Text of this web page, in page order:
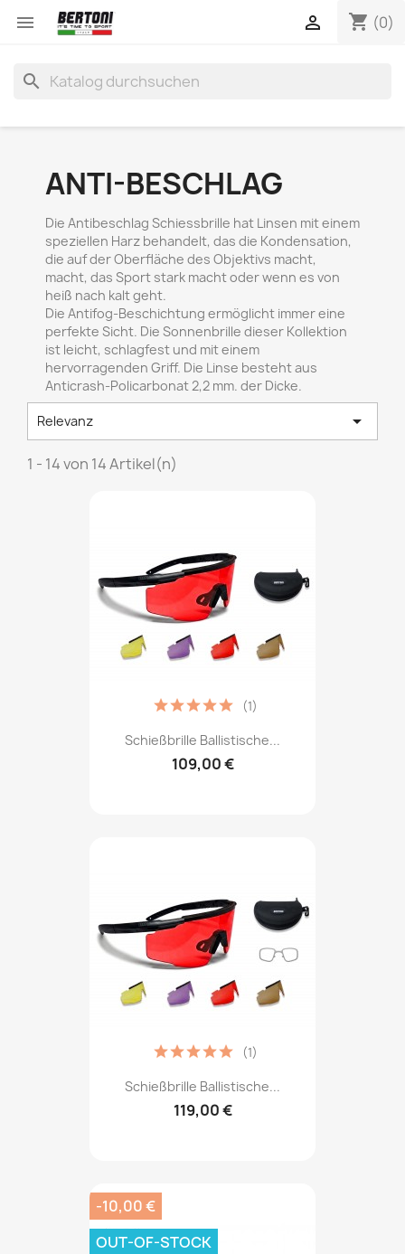
 shopping_cart (0)

search
ANTI-BESCHLAG
Die Antibeschlag Schiessbrille hat Linsen mit einem
speziellen Harz behandelt, das die Kondensation,
die auf der Oberfläche des Objektivs macht,
macht, das Sport stark macht oder wenn es von
heiß nach kalt geht.
Die Antifog-Beschichtung ermöglicht immer eine
perfekte Sicht. Die Sonnenbrille dieser Kollektion
ist leicht, schlagfest und mit einem
hervorragenden Griff. Die Linse besteht aus
Anticrash-Policarbonat 2,2 mm. der Dicke.
Relevanz 
1 - 14 von 14 Artikel(n)
Schießbrille Ballistische...
109,00 €
(1)
Schießbrille Ballistische...
119,00 €
(1)
-10,00 €
OUT-OF-STOCK